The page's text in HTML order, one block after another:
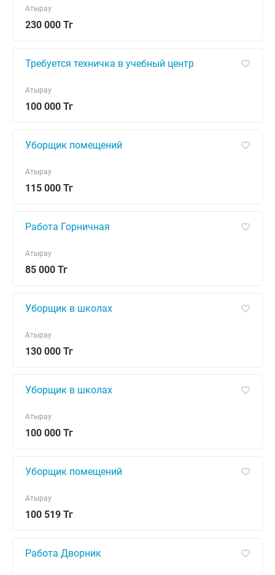
230 000 Тг
Атырау
Требуется техничка в учебный центр
100 000 Тг
Атырау
Уборщик помещений
115 000 Тг
Атырау
Работа Горничная
85 000 Тг
Атырау
Уборщик в школах
130 000 Тг
Атырау
Уборщик в школах
100 000 Тг
Атырау
Уборщик помещений
100 519 Тг
Атырау
Работа Дворник